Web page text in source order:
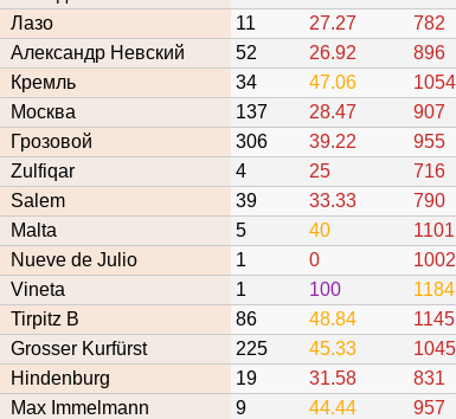
Лазо 11 27.27 782
Александр Невский 52 26.92 896
Кремль 34 47.06 1054
Москва 137 28.47 907
Грозовой 306 39.22 955
Zulfiqar 4 25 716
Salem 39 33.33 790
Malta 5 40 1101
Nueve de Julio 1 0 1002
Vineta 1 100 1184
Tirpitz B 86 48.84 1145
Grosser Kurfürst 225 45.33 1045
Hindenburg 19 31.58 831
Max Immelmann 9 44.44 957